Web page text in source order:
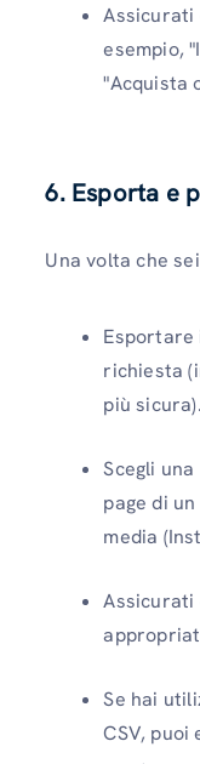
Assicurati
esempio,
"Acquista
6. Esporta e
Una volta che
Esportare
richiesta
più sicura).
Scegli
page di
media
Se hai
CSV, puoi